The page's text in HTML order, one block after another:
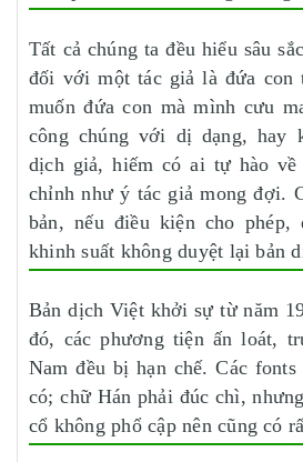
Tất cả chúng ta đều hiểu sâu
đối với một tác giả là đứa con
muốn đứa con mà mình cưu
công chúng với dị dạng, hay
dịch giả, hiếm có ai tự hào về
chỉnh như ý tác giả mong đợi.
bản, nếu điều kiện cho phép,
khinh suất không duyệt lại bản
Bản dịch Việt khởi sự từ năm
đó, các phương tiện ấn loát,
Nam đều bị hạn chế. Các
có; chữ Hán phải đúc chì,
cổ không phổ cập nên cũng có